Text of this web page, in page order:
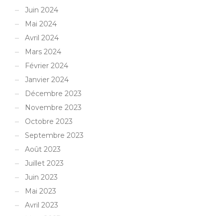
Juin 2024
Mai 2024
Avril 2024
Mars 2024
Février 2024
Janvier 2024
Décembre 2023
Novembre 2023
Octobre 2023
Septembre 2023
Août 2023
Juillet 2023
Juin 2023
Mai 2023
Avril 2023